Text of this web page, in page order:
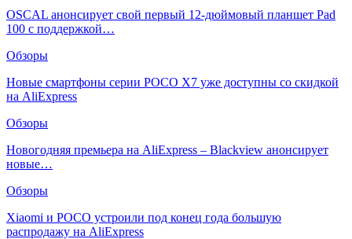
OSCAL анонсирует свой первый 12-дюймовый планшет Pad
100 с поддержкой…
Обзоры
Новые смартфоны серии POCO X7 уже доступны со скидкой
на AliExpress
Обзоры
Новогодняя премьера на AliExpress – Blackview анонсирует
новые…
Обзоры
Xiaomi и POCO устроили под конец года большую
распродажу на AliExpress